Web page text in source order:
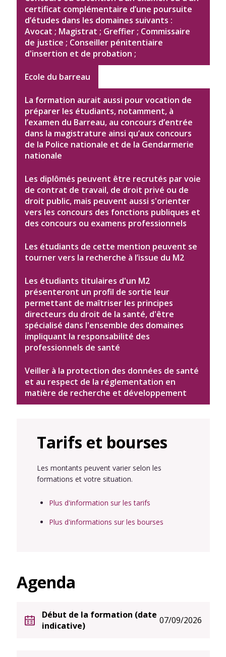
certificat complémentaire d’une poursuite
d’études dans les domaines suivants :
Avocat ; Magistrat ; Greffier ; Commissaire
de justice ; Conseiller pénitentiaire
d'insertion et de probation ;
Ecole du barreau
La formation aurait aussi pour vocation de
préparer les étudiants, notamment, à
l’examen du Barreau, au concours d’entrée
dans la magistrature ainsi qu’aux concours
de la Police nationale et de la Gendarmerie
nationale
Les diplômés peuvent être recrutés par voie
de contrat de travail, de droit privé ou de
droit public, mais peuvent aussi s'orienter
vers les concours des fonctions publiques et
des concours ou examens professionnels
Les étudiants de cette mention peuvent se
tourner vers la recherche à l’issue du M2
Les étudiants titulaires d'un M2
présenteront un profil de sortie leur
permettant de maîtriser les principes
directeurs du droit de la santé, d'être
spécialisé dans l'ensemble des domaines
impliquant la responsabilité des
professionnels de santé
Veiller à la protection des données de santé
et au respect de la réglementation en
matière de recherche et développement
Tarifs et bourses
Les montants peuvent varier selon les
formations et votre situation.
Plus d'information sur les tarifs
Plus d'informations sur les bourses
Agenda
Début de la formation (date
indicative)
07/09/2026